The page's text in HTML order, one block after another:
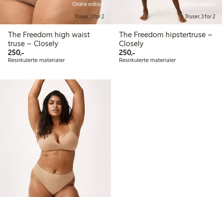
Online edition
Truser, 3 for 2
The Freedom high waist
truse – Closely
250,-250,00 kr
Resirkulerte materialer
Online edition
Truser, 3 for 2
The Freedom hipstertruse –
Closely
250,-250,00 kr
Resirkulerte materialer